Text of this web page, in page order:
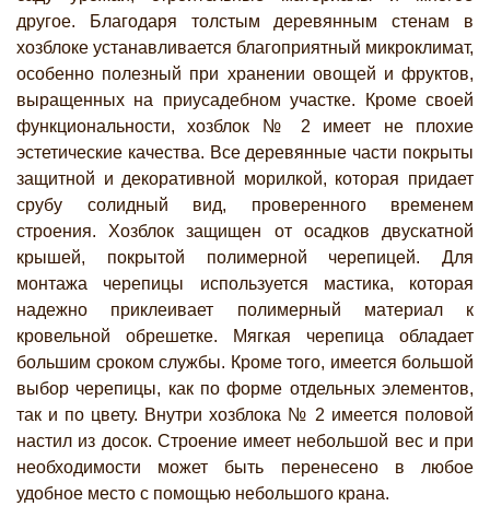
другое. Благодаря толстым деревянным стенам в
хозблоке устанавливается благоприятный микроклимат,
особенно полезный при хранении овощей и фруктов,
выращенных на приусадебном участке. Кроме своей
функциональности, хозблок № 2 имеет не плохие
эстетические качества. Все деревянные части покрыты
защитной и декоративной морилкой, которая придает
срубу солидный вид, проверенного временем
строения. Хозблок защищен от осадков двускатной
крышей, покрытой полимерной черепицей. Для
монтажа черепицы используется мастика, которая
надежно приклеивает полимерный материал к
кровельной обрешетке. Мягкая черепица обладает
большим сроком службы. Кроме того, имеется большой
выбор черепицы, как по форме отдельных элементов,
так и по цвету. Внутри хозблока № 2 имеется половой
настил из досок. Строение имеет небольшой вес и при
необходимости может быть перенесено в любое
удобное место с помощью небольшого крана.